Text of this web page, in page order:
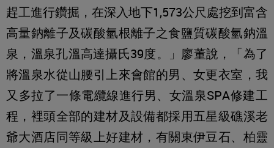
趕工進行鑽掘，在深入地下1,573公尺處挖到富含
高量鈉離子及碳酸氫根離子之食鹽質碳酸氫鈉溫
泉，溫泉孔溫高達攝氏39度。」廖董說，「為了
將溫泉水從山腰引上來會館的男、女更衣室，我
又多拉了一條電纜線進行男、女溫泉SPA修建工
程，裡頭全部的建材及設備都採用五星級礁溪老
爺大酒店同等級上好建材，有關東伊豆石、柏靈